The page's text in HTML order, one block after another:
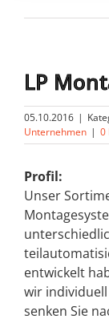
LP
05.10.2016 |
Unternehmen | 0
Profil:
Unser
entwickelt
wir
senken Sie